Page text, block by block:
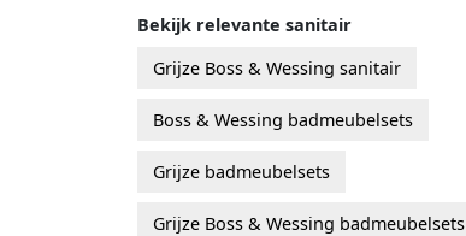
Bekijk relevante sanitair
Grijze Boss & Wessing sanitair
Boss & Wessing badmeubelsets
Grijze badmeubelsets
Grijze Boss & Wessing badmeubelsets